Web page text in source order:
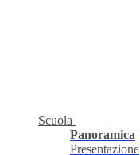
Scuola
Panoramica
Presentazione